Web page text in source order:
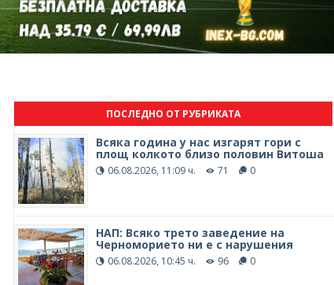
ПОСЛЕДНО ОТ РУБРИКАТА
Всяка година у нас изгарят гори с
площ колкото близо половин Витоша
06.08.2026, 11:09 ч. 71 0
НАП: Всяко трето заведение на
Черноморието ни е с нарушения
06.08.2026, 10:45 ч. 96 0